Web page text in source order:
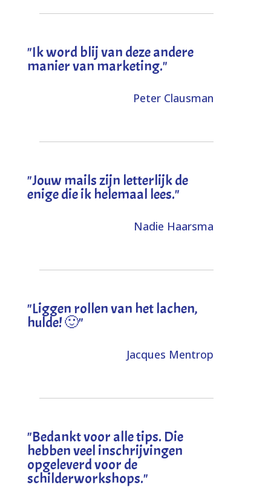
"Ik word blij van deze andere
manier van marketing."
Peter Clausman
"Jouw mails zijn letterlijk de
enige die ik helemaal lees."
Nadie Haarsma
"Liggen rollen van het lachen,
hulde! 🙂"
Jacques Mentrop
"Bedankt voor alle tips. Die
hebben veel inschrijvingen
opgeleverd voor de
schilderworkshops."